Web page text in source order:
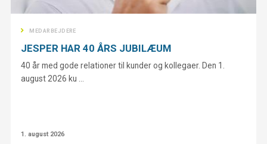
MEDARBEJDERE
JESPER HAR 40 ÅRS JUBILÆUM
40 år med gode relationer til kunder og kollegaer. Den 1.
august 2026 ku ...
1. august 2026